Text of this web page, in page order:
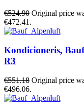
€524.90 Original price
€472.41.
Kondicioneris,
R3
€551.18 Original price
€496.06.